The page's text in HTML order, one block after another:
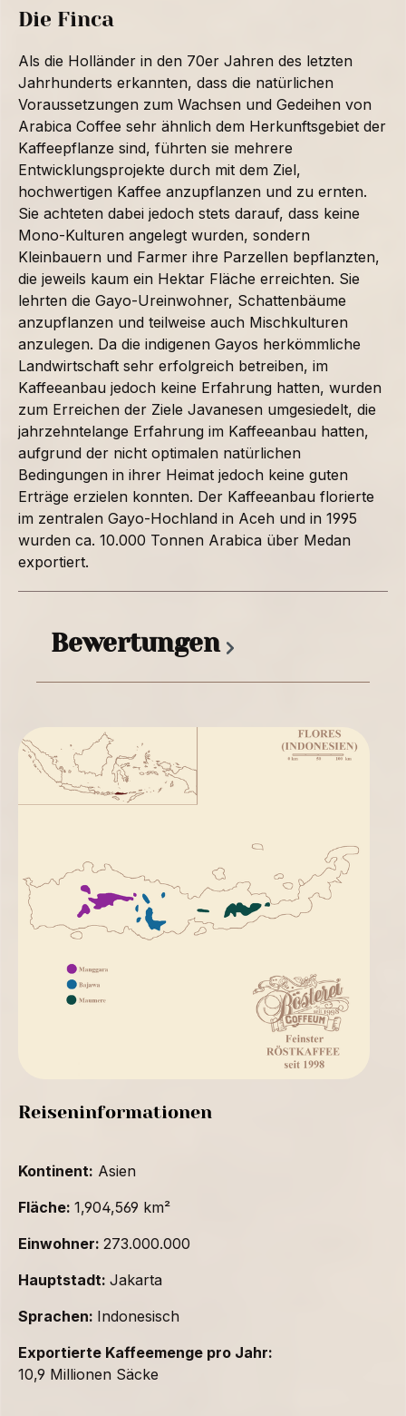
Reiseninformationen
Kontinent: Asien
Fläche: 1,904,569 km²
Einwohner: 273.000.000
Hauptstadt: Jakarta
Sprachen: Indonesisch
Exportierte Kaffeemenge pro Jahr:
10,9 Millionen Säcke
Die Finca
Als die Holländer in den 70er Jahren des letzten
Jahrhunderts erkannten, dass die natürlichen
Voraussetzungen zum Wachsen und Gedeihen von
Arabica Coffee sehr ähnlich dem Herkunftsgebiet der
Kaffeepflanze sind, führten sie mehrere
Entwicklungsprojekte durch mit dem Ziel,
hochwertigen Kaffee anzupflanzen und zu ernten.
Sie achteten dabei jedoch stets darauf, dass keine
Mono-Kulturen angelegt wurden, sondern
Kleinbauern und Farmer ihre Parzellen bepflanzten,
die jeweils kaum ein Hektar Fläche erreichten. Sie
lehrten die Gayo-Ureinwohner, Schattenbäume
anzupflanzen und teilweise auch Mischkulturen
anzulegen. Da die indigenen Gayos herkömmliche
Landwirtschaft sehr erfolgreich betreiben, im
Kaffeeanbau jedoch keine Erfahrung hatten, wurden
zum Erreichen der Ziele Javanesen umgesiedelt, die
jahrzehntelange Erfahrung im Kaffeeanbau hatten,
aufgrund der nicht optimalen natürlichen
Bedingungen in ihrer Heimat jedoch keine guten
Erträge erzielen konnten. Der Kaffeeanbau florierte
im zentralen Gayo-Hochland in Aceh und in 1995
wurden ca. 10.000 Tonnen Arabica über Medan
exportiert.
Bewertungen